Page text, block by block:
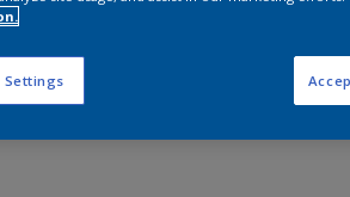
Settings